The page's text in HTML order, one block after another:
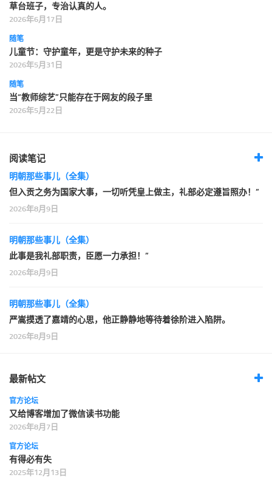
草台班子，专治认真的人。
2026年6月17日
随笔
儿童节：守护童年，更是守护未来的种子
2026年5月31日
随笔
当“教师综艺”只能存在于网友的段子里
2026年5月22日
阅读笔记
明朝那些事儿（全集）
但入贡之务为国家大事，一切听凭皇上做主，礼部必定遵旨照办！”
2026年8月9日
明朝那些事儿（全集）
此事是我礼部职责，臣愿一力承担！”
2026年8月9日
明朝那些事儿（全集）
严嵩摸透了嘉靖的心思，他正静静地等待着徐阶进入陷阱。
2026年8月9日
最新帖文
官方论坛
又给博客增加了微信读书功能
2026年8月7日
官方论坛
有得必有失
2025年12月13日